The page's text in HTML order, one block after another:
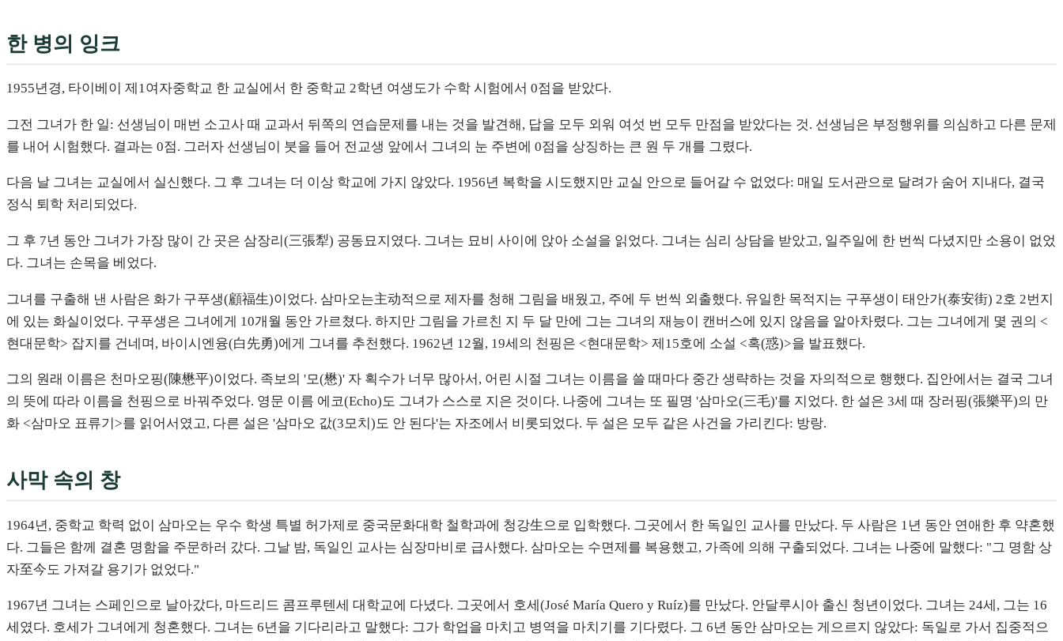
한 병의 잉크
1955년경, 타이베이 제1여자중학교 한 교실에서 한 중학교 2학년 여생도가 수학 시험에서 0점을 받았다.
그전 그녀가 한 일: 선생님이 매번 소고사 때 교과서 뒤쪽의 연습문제를 내는 것을 발견해, 답을 모두 외워 여섯 번 모두 만점을 받았다는 것. 선생님은 부정행위를 의심하고 다른 문제
를 내어 시험했다. 결과는 0점. 그러자 선생님이 붓을 들어 전교생 앞에서 그녀의 눈 주변에 0점을 상징하는 큰 원 두 개를 그렸다.
다음 날 그녀는 교실에서 실신했다. 그 후 그녀는 더 이상 학교에 가지 않았다. 1956년 복학을 시도했지만 교실 안으로 들어갈 수 없었다: 매일 도서관으로 달려가 숨어 지내다, 결국
정식 퇴학 처리되었다.
그 후 7년 동안 그녀가 가장 많이 간 곳은 삼장리(三張犁) 공동묘지였다. 그녀는 묘비 사이에 앉아 소설을 읽었다. 그녀는 심리 상담을 받았고, 일주일에 한 번씩 다녔지만 소용이 없었
다. 그녀는 손목을 베었다.
그녀를 구출해 낸 사람은 화가 구푸생(顧福生)이었다. 삼마오는主动적으로 제자를 청해 그림을 배웠고, 주에 두 번씩 외출했다. 유일한 목적지는 구푸생이 태안가(泰安街) 2호 2번지
에 있는 화실이었다. 구푸생은 그녀에게 10개월 동안 가르쳤다. 하지만 그림을 가르친 지 두 달 만에 그는 그녀의 재능이 캔버스에 있지 않음을 알아차렸다. 그는 그녀에게 몇 권의 <
현대문학> 잡지를 건네며, 바이시엔융(白先勇)에게 그녀를 추천했다. 1962년 12월, 19세의 천핑은 <현대문학> 제15호에 소설 <혹(惑)>을 발표했다.
그의 원래 이름은 천마오핑(陳懋平)이었다. 족보의 '모(懋)' 자 획수가 너무 많아서, 어린 시절 그녀는 이름을 쓸 때마다 중간 생략하는 것을 자의적으로 행했다. 집안에서는 결국 그녀
의 뜻에 따라 이름을 천핑으로 바꿔주었다. 영문 이름 에코(Echo)도 그녀가 스스로 지은 것이다. 나중에 그녀는 또 필명 '삼마오(三毛)'를 지었다. 한 설은 3세 때 장러핑(張樂平)의 만
화 <삼마오 표류기>를 읽어서였고, 다른 설은 '삼마오 값(3모치)도 안 된다'는 자조에서 비롯되었다. 두 설은 모두 같은 사건을 가리킨다: 방랑.
사막 속의 창
1964년, 중학교 학력 없이 삼마오는 우수 학생 특별 허가제로 중국문화대학 철학과에 청강生으로 입학했다. 그곳에서 한 독일인 교사를 만났다. 두 사람은 1년 동안 연애한 후 약혼했
다. 그들은 함께 결혼 명함을 주문하러 갔다. 그날 밤, 독일인 교사는 심장마비로 급사했다. 삼마오는 수면제를 복용했고, 가족에 의해 구출되었다. 그녀는 나중에 말했다: "그 명함 상
자至今도 가져갈 용기가 없었다."
1967년 그녀는 스페인으로 날아갔다, 마드리드 콤프루텐세 대학교에 다녔다. 그곳에서 호세(José María Quero y Ruíz)를 만났다. 안달루시아 출신 청년이었다. 그녀는 24세, 그는 16
세였다. 호세가 그녀에게 청혼했다. 그녀는 6년을 기다리라고 말했다: 그가 학업을 마치고 병역을 마치기를 기다렸다. 그 6년 동안 삼마오는 게으르지 않았다: 독일로 가서 집중적으